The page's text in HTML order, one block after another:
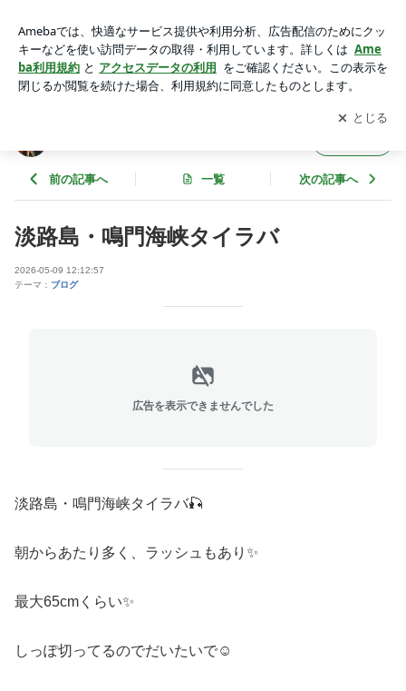
アプリをダウンロードして ブログの更新通知
を受け取りまし
ょう。
開く
前の記事へ 一覧 次の記事へ
淡路島・鳴門海峡タイラバ
2026-05-09 12:12:57
テーマ： ブログ
広告を表示できませんでした
淡路島・鳴門海峡タイラバ🎣
朝からあたり多く、ラッシュもあり✨
最大65cmくらい✨
しっぽ切ってるのでだいたいで☺️